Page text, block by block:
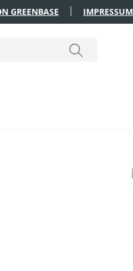
GREENBASE IMPRESSUM